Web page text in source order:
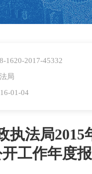
1620-2017-45332
局
01-04
执法局2015
工作年度